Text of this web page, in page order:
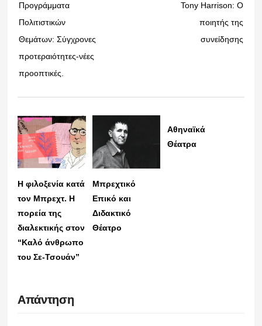
Προγράμματα
Πολιτιστικών
Θεμάτων: Σύγχρονες
προτεραιότητες-νέες
προοπτικές.
Tony Harrison: Ο
ποιητής της
συνείδησης
Η φιλοξενία κατά
τον Μπρεχτ. Η
πορεία της
διαλεκτικής στον
“Καλό άνθρωπο
του Σε-Τσουάν”
Μπρεχτικό
Επικό και
Διδακτικό
Θέατρο
Αθηναϊκά
Θέατρα
Απάντηση